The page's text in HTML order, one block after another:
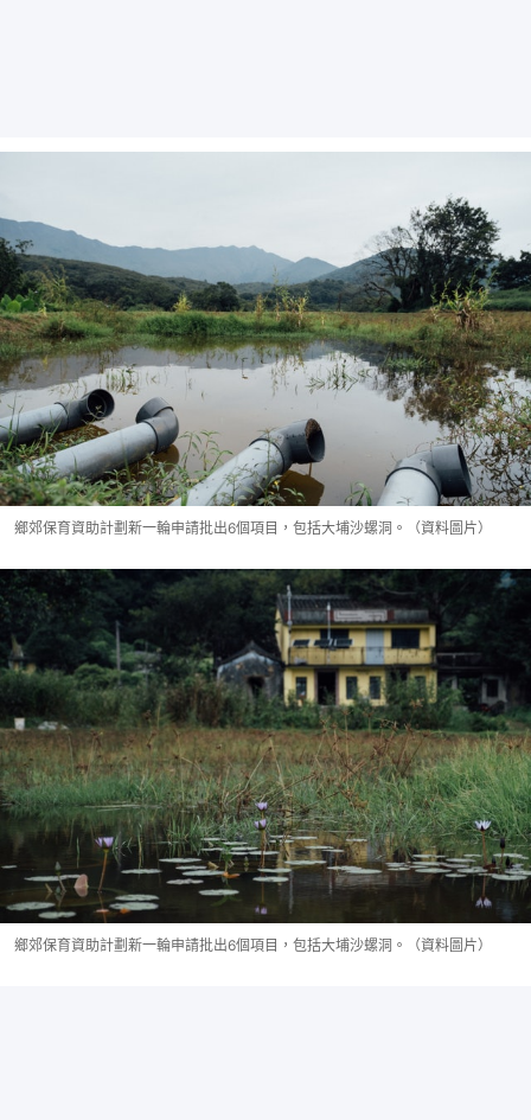
鄉郊保育資助計劃新一輪申請批出6個項目，包括大埔沙螺洞。（資料圖片）
鄉郊保育資助計劃新一輪申請批出6個項目，包括大埔沙螺洞。（資料圖片）